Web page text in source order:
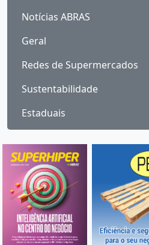
Notícias ABRAS
Geral
Redes de Supermercados
Sustentabilidade
Estaduais